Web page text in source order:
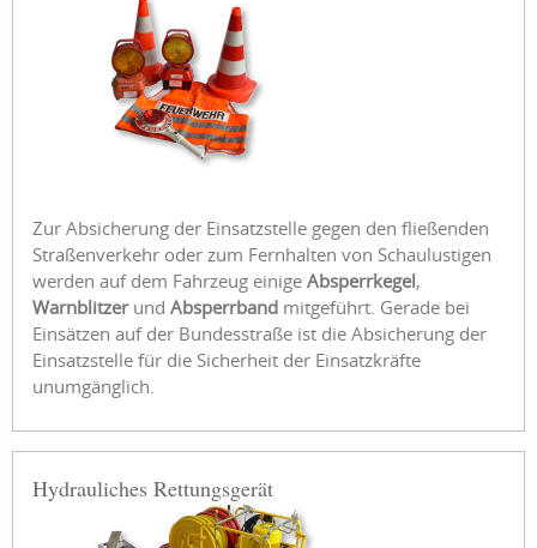
Zur Absicherung der Einsatzstelle gegen den fließenden
Straßenverkehr oder zum Fernhalten von Schaulustigen
werden auf dem Fahrzeug einige Absperrkegel,
Warnblitzerund Absperrband mitgeführt. Gerade bei
Einsätzen auf der Bundesstraße ist die Absicherung der
Einsatzstelle für die Sicherheit der Einsatzkräfte
unumgänglich.
Hydrauliches Rettungsgerät